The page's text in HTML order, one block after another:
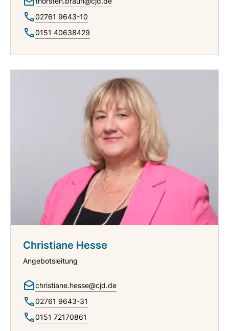
02761 9643-10
0151 40638429
Christiane Hesse
Angebotsleitung
christiane.hesse@cjd.de
02761 9643-31
0151 72170861